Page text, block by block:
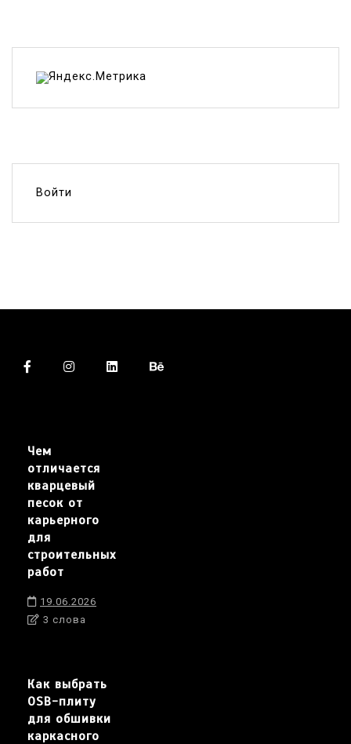
Войти
Чем
отличается
кварцевый
песок от
карьерного
для
строительных
работ
19.06.2026
3 слова
Как выбрать
OSB-плиту
для обшивки
каркасного